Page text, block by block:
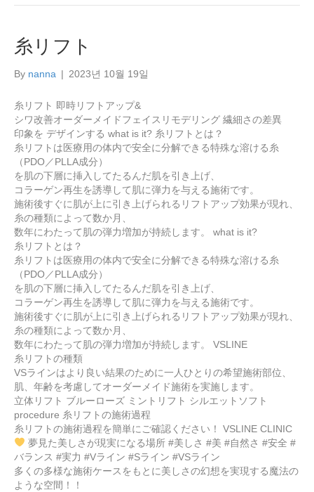
糸リフト
By nanna | 2023년 10월 19일
糸リフト 即時リフトアップ&
シワ改善オーダーメイドフェイスリモデリング 繊細さの差異
印象を デザインする what is it? 糸リフトとは？
糸リフトは医療用の体内で安全に分解できる特殊な溶ける糸
（PDO／PLLA成分）
を肌の下層に挿入してたるんだ肌を引き上げ、
コラーゲン再生を誘導して肌に弾力を与える施術です。
施術後すぐに肌が上に引き上げられるリフトアップ効果が現れ、
糸の種類によって数か月、
数年にわたって肌の弾力増加が持続します。 what is it?
糸リフトとは？
糸リフトは医療用の体内で安全に分解できる特殊な溶ける糸
（PDO／PLLA成分）
を肌の下層に挿入してたるんだ肌を引き上げ、
コラーゲン再生を誘導して肌に弾力を与える施術です。
施術後すぐに肌が上に引き上げられるリフトアップ効果が現れ、
糸の種類によって数か月、
数年にわたって肌の弾力増加が持続します。 VSLINE
糸リフトの種類
VSラインはより良い結果のために一人ひとりの希望施術部位、
肌、年齢を考慮してオーダーメイド施術を実施します。
立体リフト ブルーローズ ミントリフト シルエットソフト
procedure 糸リフトの施術過程
糸リフトの施術過程を簡単にご確認ください！ VSLINE CLINIC
夢見た美しさが現実になる場所 #美しさ #美 #自然さ #安全 #
バランス #実力 #Vライン #Sライン #VSライン
多くの多様な施術ケースをもとに美しさの幻想を実現する魔法の
ような空間！！